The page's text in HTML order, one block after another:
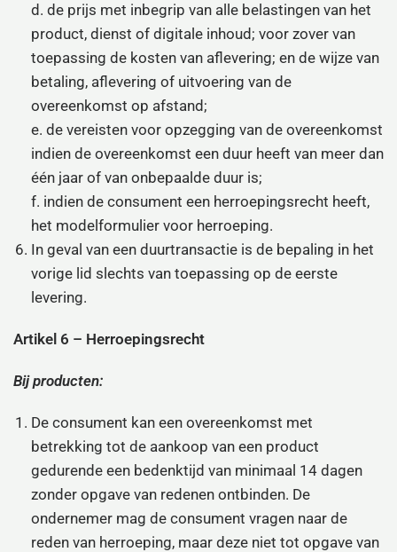
d. de prijs met inbegrip van alle belastingen van het
product, dienst of digitale inhoud; voor zover van
toepassing de kosten van aflevering; en de wijze van
betaling, aflevering of uitvoering van de
overeenkomst op afstand;
e. de vereisten voor opzegging van de overeenkomst
indien de overeenkomst een duur heeft van meer dan
één jaar of van onbepaalde duur is;
f. indien de consument een herroepingsrecht heeft,
het modelformulier voor herroeping.
In geval van een duurtransactie is de bepaling in het
vorige lid slechts van toepassing op de eerste
levering.
Artikel 6 – Herroepingsrecht
Bij producten:
De consument kan een overeenkomst met
betrekking tot de aankoop van een product
gedurende een bedenktijd van minimaal 14 dagen
zonder opgave van redenen ontbinden. De
ondernemer mag de consument vragen naar de
reden van herroeping, maar deze niet tot opgave van